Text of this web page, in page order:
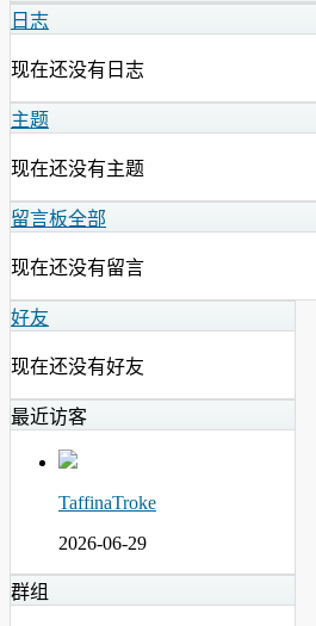
日志
现在还没有日志
主题
现在还没有主题
留言板全部
现在还没有留言
好友
现在还没有好友
最近访客
TaffinaTroke
2026-06-29
群组